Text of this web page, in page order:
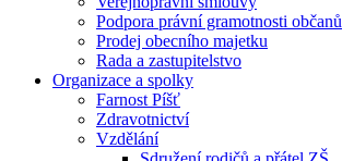
Podpora právní gramotnosti občanů
Prodej obecního majetku
Rada a zastupitelstvo
Organizace a spolky
Farnost Píšť
Zdravotnictví
Vzdělání